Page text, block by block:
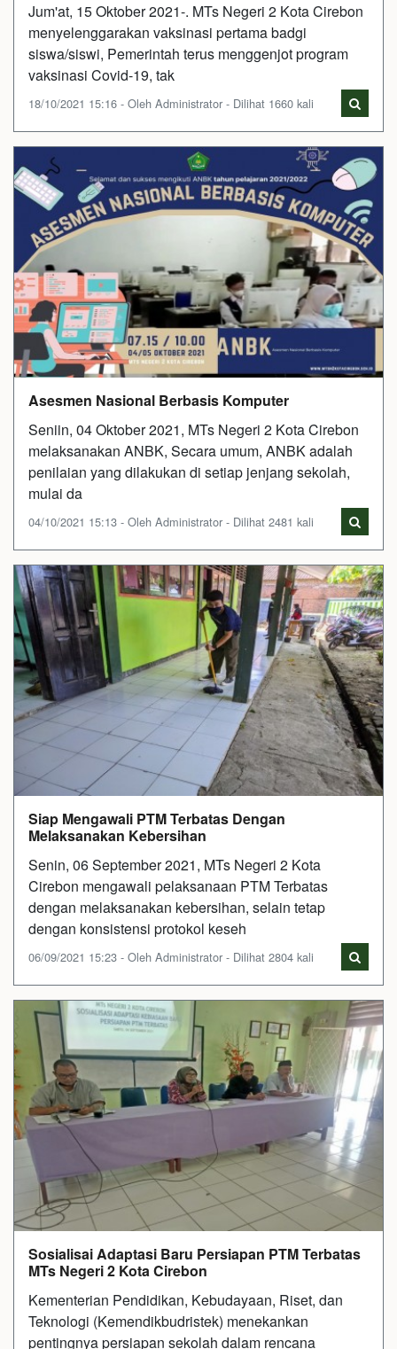
Jum'at, 15 Oktober 2021-. MTs Negeri 2 Kota Cirebon
menyelenggarakan vaksinasi pertama badgi
siswa/siswi, Pemerintah terus menggenjot program
vaksinasi Covid-19, tak
18/10/2021 15:16 - Oleh Administrator - Dilihat 1660 kali
Asesmen Nasional Berbasis Komputer
Seniin, 04 Oktober 2021, MTs Negeri 2 Kota Cirebon
melaksanakan ANBK, Secara umum, ANBK adalah
penilaian yang dilakukan di setiap jenjang sekolah,
mulai da
04/10/2021 15:13 - Oleh Administrator - Dilihat 2481 kali
Siap Mengawali PTM Terbatas Dengan
Melaksanakan Kebersihan
Senin, 06 September 2021, MTs Negeri 2 Kota
Cirebon mengawali pelaksanaan PTM Terbatas
dengan melaksanakan kebersihan, selain tetap
dengan konsistensi protokol keseh
06/09/2021 15:23 - Oleh Administrator - Dilihat 2804 kali
Sosialisai Adaptasi Baru Persiapan PTM Terbatas
MTs Negeri 2 Kota Cirebon
Kementerian Pendidikan, Kebudayaan, Riset, dan
Teknologi (Kemendikbudristek) menekankan
pentingnya persiapan sekolah dalam rencana